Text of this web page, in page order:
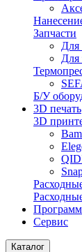
Запчасти
Для
Для
Б/У
3D печать
3D
Сервис
Каталог